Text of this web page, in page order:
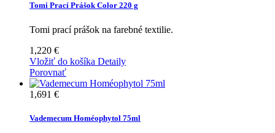
Tomi Prací Prášok Color 220 g
Tomi prací prášok na farebné textilie.
1,220 €
Vložiť do košíka Detaily
Porovnať
1,691 €
Vademecum Homéophytol 75ml